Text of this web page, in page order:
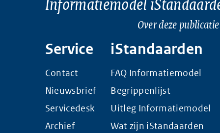
Over deze publicatie
Service
Contact
Nieuwsbrief
Servicedesk
Archief
iStandaarden
FAQ Informatiemodel
Begrippenlijst
Uitleg Informatiemodel
Wat zijn iStandaarden